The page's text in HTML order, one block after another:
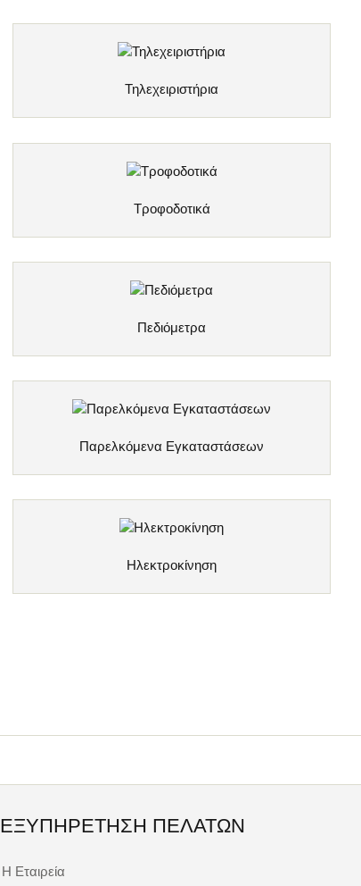
Τηλεχειριστήρια
Τροφοδοτικά
Πεδιόμετρα
Παρελκόμενα Εγκαταστάσεων
Ηλεκτροκίνηση
ΕΞΥΠΗΡΈΤΗΣΗ ΠΕΛΑΤΏΝ
Η Εταιρεία